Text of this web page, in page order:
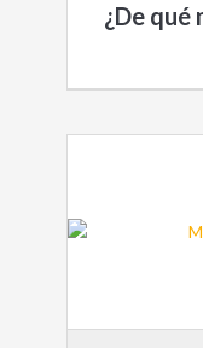
¿De qué